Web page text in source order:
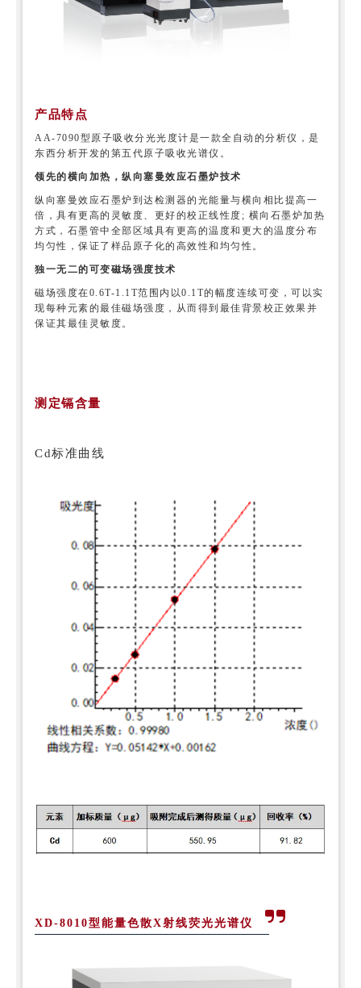
产品特点
AA-7090型原子吸收分光光度计是一款全自动的分析仪，是
东西分析开发的第五代原子吸收光谱仪。
领先的横向加热，纵向塞曼效应石墨炉技术
纵向塞曼效应石墨炉到达检测器的光能量与横向相比提高一
倍，具有更高的灵敏度、更好的校正线性度; 横向石墨炉加热
方式，石墨管中全部区域具有更高的温度和更大的温度分布
均匀性，保证了样品原子化的高效性和均匀性。
独一无二的可变磁场强度技术
磁场强度在0.6T-1.1T范围内以0.1T的幅度连续可变，可以实
现每种元素的最佳磁场强度，从而得到最佳背景校正效果并
保证其最佳灵敏度。
测定镉含量
Cd标准曲线
XD-8010型能量色散X射线荧光光谱仪